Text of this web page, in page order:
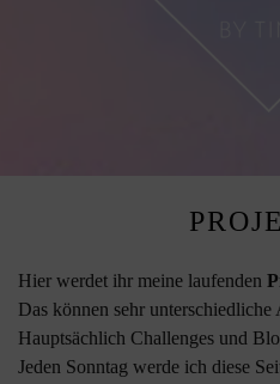
Hier werdet ihr meine laufenden
Das können sehr
Hauptsächlich Challenges und
Jeden Sonntag werde ich diese